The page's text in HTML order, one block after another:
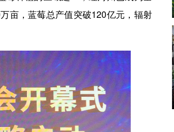
亩，蓝莓总产值突破120亿元，辐射